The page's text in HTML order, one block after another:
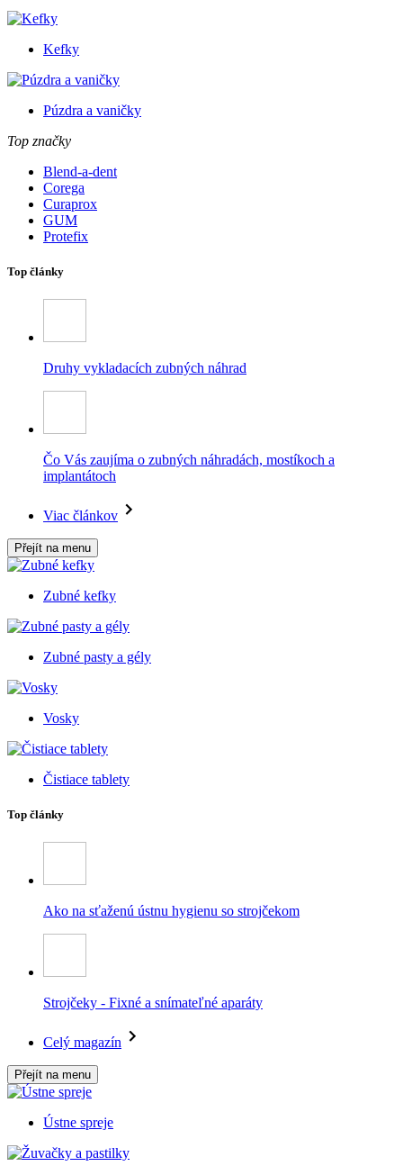
Kefky
Púzdra a vaničky
Top značky
Blend-a-dent
Corega
Curaprox
GUM
Protefix
Top články
Druhy vykladacích zubných náhrad
Čo Vás zaujíma o zubných náhradách, mostíkoch a
implantátoch
Viac článkov
Přejít na menu
Zubné kefky
Zubné pasty a gély
Vosky
Čistiace tablety
Top články
Ako na sťaženú ústnu hygienu so strojčekom
Strojčeky - Fixné a snímateľné aparáty
Celý magazín
Přejít na menu
Ústne spreje